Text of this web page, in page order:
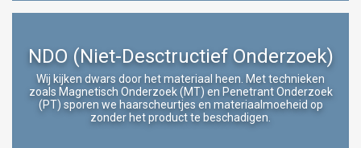
NDO (Niet-Desctructief Onderzoek)
Wij kijken dwars door het materiaal heen. Met technieken
zoals Magnetisch Onderzoek (MT) en Penetrant Onderzoek
(PT) sporen we haarscheurtjes en materiaalmoeheid op
zonder het product te beschadigen.